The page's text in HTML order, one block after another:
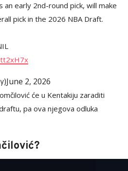
an early 2nd-round pick, will make
pick in the 2026 NBA Draft.
June 2, 2026
će u Kentakiju zaraditi
pa ova njegova odluka